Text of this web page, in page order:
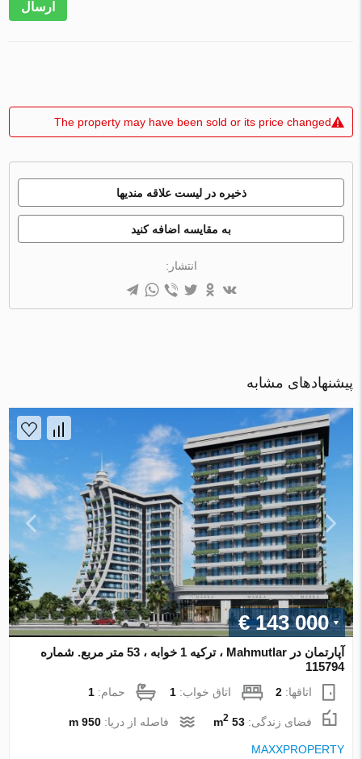
ارسال
The property may have been sold or its price changed
ذخیره در لیست علاقه مندیها
به مقایسه اضافه کنید
انتشار:
پیشنهادهای مشابه
€ 143 000
آپارتمان در Mahmutlar ، ترکیه 1 خوابه ، 53 متر مربع. شماره
115794
اتاقها:2 اتاق خواب:1 حمام:1
فضای زندگی:53 m
2 فاصله از دریا:950 m
MAXXPROPERTY